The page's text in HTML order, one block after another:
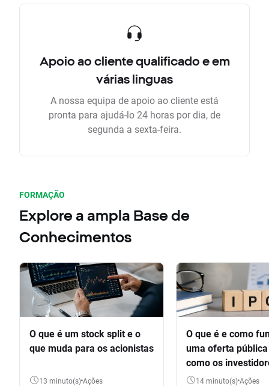
Apoio ao cliente qualificado e em
várias linguas
A nossa equipa de apoio ao cliente está
pronta para ajudá-lo 24 horas por dia, de
segunda a sexta-feira.
FORMAÇÃO
Explore a ampla Base de
Conhecimentos
O que é um stock split e o
que muda para os acionistas
13 minuto(s) Ações
O que é e como
uma oferta
como os
participar
14 minuto(s) Ações